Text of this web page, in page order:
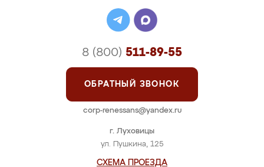
г. Луховицы
ул. Пушкина, 125
СХЕМА ПРОЕЗДА
8 (800) 511-89-55
ОБРАТНЫЙ ЗВОНОК
corp-renessans@yandex.ru